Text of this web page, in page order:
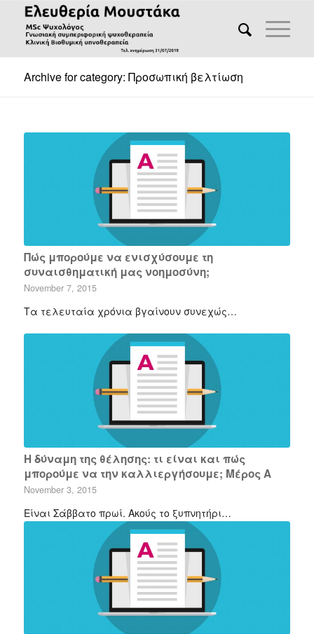
Archive for category: Προσωπική βελτίωση
Πώς μπορούμε να ενισχύσουμε τη
συναισθηματική μας νοημοσύνη;
November 7, 2015
Τα τελευταία χρόνια βγαίνουν συνεχώς…
Η δύναμη της θέλησης: τι είναι και πώς
μπορούμε να την καλλιεργήσουμε; Μέρος Α
November 3, 2015
Είναι Σάββατο πρωί. Ακούς το ξυπνητήρι…